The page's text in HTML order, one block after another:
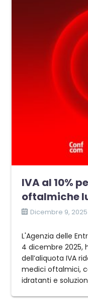
IVA al 10%
oftalmiche
Dicembre 9, 2025
L'Agenzia delle
4 dicembre 2025,
dell’aliquota IVA
medici oftalmici,
idratanti e